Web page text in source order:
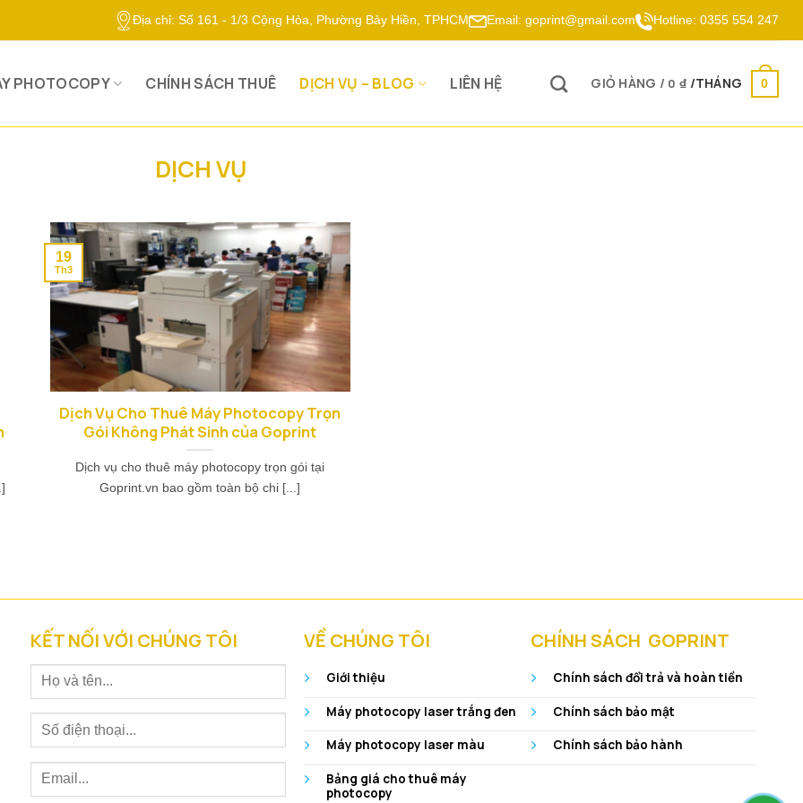
Địa chỉ: Số 161 - 1/3 Cộng Hòa, Phường Bảy Hiền, TPHCM Email: goprint@gmail.com Hotline: 0355 554 247
PHOTOCOPY CHÍNH SÁCH THUÊ DỊCH VỤ – BLOG LIÊN HỆ GIỎ HÀNG / 0 ₫ 0
DỊCH VỤ
Dịch Vụ Cho Thuê Máy Photocopy Trọn
Gói Không Phát Sinh của Goprint
Dịch vụ cho thuê máy photocopy trọn gói tại
Goprint.vn bao gồm toàn bộ chi [...]
19
Th3
KẾT NỐI VỚI CHÚNG TÔI VỀ CHÚNG TÔI
Giới thiệu
Máy photocopy laser trắng đen
Máy photocopy laser màu
Bảng giá cho thuê máy
photocopy
CHÍNH SÁCH GOPRINT
Chính sách đổi trả và hoàn tiền
Chính sách bảo mật
Chính sách bảo hành